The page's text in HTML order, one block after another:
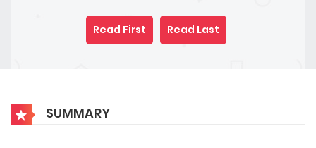
Read First Read Last
SUMMARY